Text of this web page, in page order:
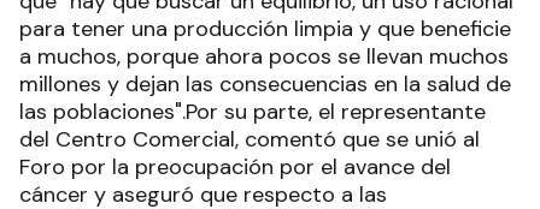
para tener una producción limpia y que beneficie
a muchos, porque ahora pocos se llevan muchos
millones y dejan las consecuencias en la salud de
las poblaciones".Por su parte, el representante
del Centro Comercial, comentó que se unió al
Foro por la preocupación por el avance del
cáncer y aseguró que respecto a las